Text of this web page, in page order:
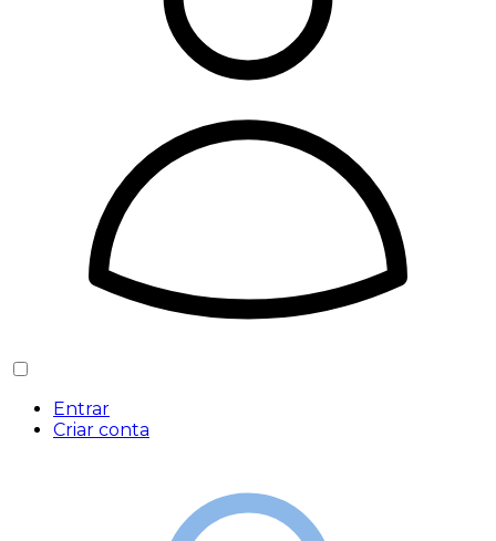
Entrar
Criar conta